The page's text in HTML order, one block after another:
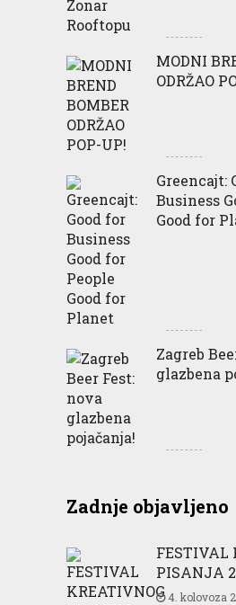
MODNI
ODRŽAO
Greencajt:
Business
Good for
Zagreb
glazbena
Zadnje objavljeno
FESTIVAL
PISANJA
4. kolovoza